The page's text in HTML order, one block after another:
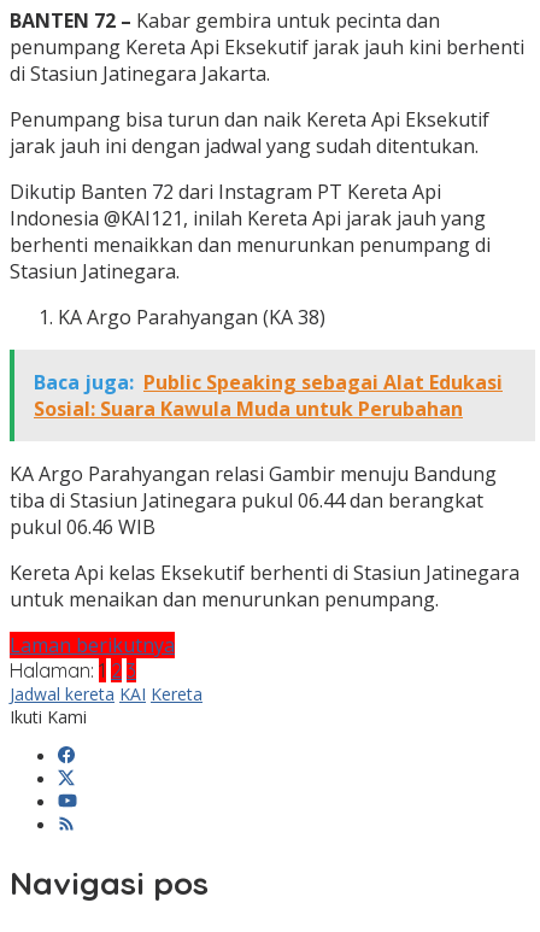
BANTEN 72 – Kabar gembira untuk pecinta dan
penumpang Kereta Api Eksekutif jarak jauh kini berhenti
di Stasiun Jatinegara Jakarta.
Penumpang bisa turun dan naik Kereta Api Eksekutif
jarak jauh ini dengan jadwal yang sudah ditentukan.
Dikutip Banten 72 dari Instagram PT Kereta Api
Indonesia @KAI121, inilah Kereta Api jarak jauh yang
berhenti menaikkan dan menurunkan penumpang di
Stasiun Jatinegara.
KA Argo Parahyangan (KA 38)
Baca juga: Public Speaking sebagai Alat Edukasi
Sosial: Suara Kawula Muda untuk Perubahan
KA Argo Parahyangan relasi Gambir menuju Bandung
tiba di Stasiun Jatinegara pukul 06.44 dan berangkat
pukul 06.46 WIB
Kereta Api kelas Eksekutif berhenti di Stasiun Jatinegara
untuk menaikan dan menurunkan penumpang.
Laman berikutnya
Halaman: 1 2 3
Jadwal kereta KAI Kereta
Ikuti Kami
Navigasi pos